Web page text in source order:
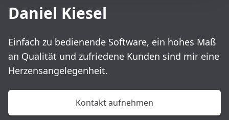
Daniel Kiesel
Einfach zu bedienende Software, ein hohes Maß
an Qualität und zufriedene Kunden sind mir eine
Herzensangelegenheit.
Kontakt aufnehmen